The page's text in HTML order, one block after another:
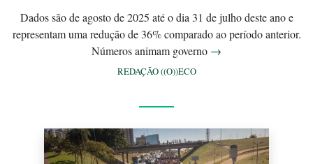
Dados são de agosto de 2025 até o dia 31 de julho deste ano e
representam uma redução de 36% comparado ao período anterior.
Números animam governo →
REDAÇÃO ((O))ECO